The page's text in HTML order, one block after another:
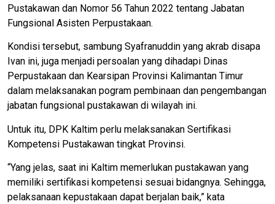
Pustakawan dan Nomor 56 Tahun 2022 tentang Jabatan
Fungsional Asisten Perpustakaan.
Kondisi tersebut, sambung Syafranuddin yang akrab disapa
Ivan ini, juga menjadi persoalan yang dihadapi Dinas
Perpustakaan dan Kearsipan Provinsi Kalimantan Timur
dalam melaksanakan pogram pembinaan dan pengembangan
jabatan fungsional pustakawan di wilayah ini.
Untuk itu, DPK Kaltim perlu melaksanakan Sertifikasi
Kompetensi Pustakawan tingkat Provinsi.
“Yang jelas, saat ini Kaltim memerlukan pustakawan yang
memiliki sertifikasi kompetensi sesuai bidangnya. Sehingga,
pelaksanaan kepustakaan dapat berjalan baik,” kata